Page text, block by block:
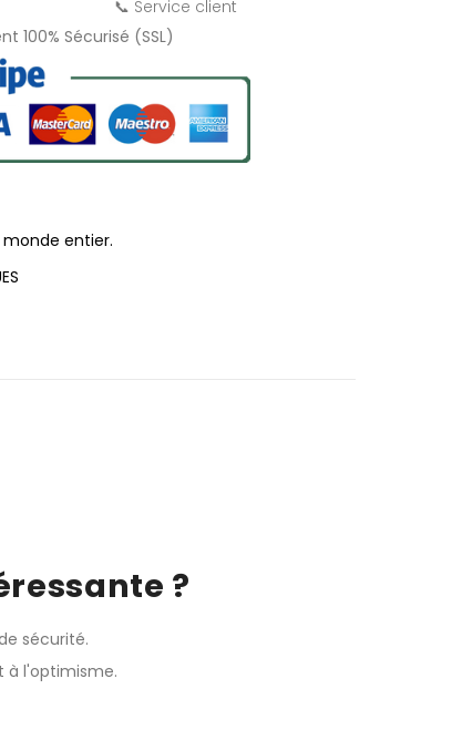
📞 Service client
100% Sécurisé (SSL)
entier.
?
sécurité.
à l'optimisme.